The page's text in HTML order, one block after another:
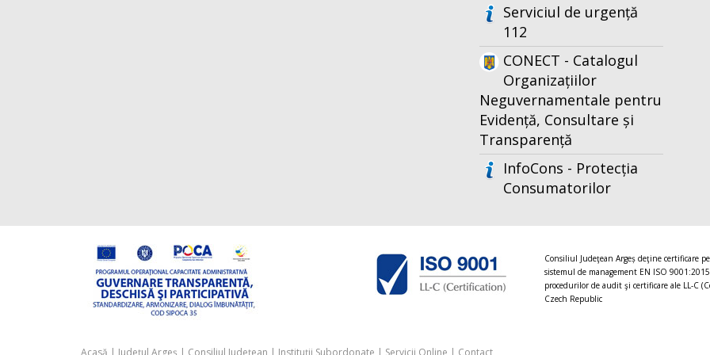
Serviciul de urgență
112
CONECT - Catalogul
Organizațiilor
Neguvernamentale pentru
Evidență, Consultare și
Transparență
InfoCons - Protecția
Consumatorilor
Consiliul Judeţean Argeș deţine certificare
sistemul de management EN ISO
procedurilor de audit şi certificare ale LL-C
Czech Republic
Acasă | Județul Argeș | Consiliul Județean | Instituții Subordonate | Servicii Online | Contact